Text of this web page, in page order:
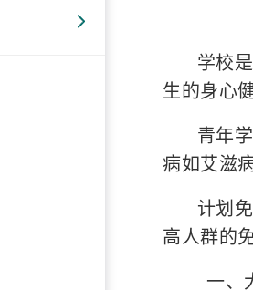
学校
生的身心
青年
病如艾滋
计划
高人群的
一、